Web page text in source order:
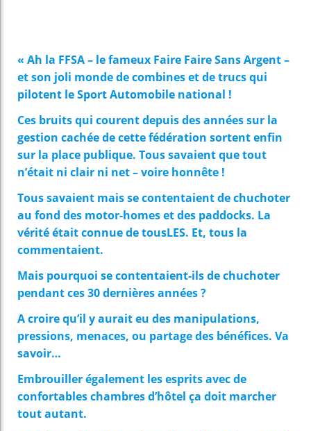
« Ah la FFSA – le fameux Faire Faire Sans Argent –
et son joli monde de combines et de trucs qui
pilotent le Sport Automobile national !
Ces bruits qui courent depuis des années sur la
gestion cachée de cette fédération sortent enfin
sur la place publique. Tous savaient que tout
n’était ni clair ni net – voire honnête !
Tous savaient mais se contentaient de chuchoter
au fond des motor-homes et des paddocks. La
vérité était connue de tousLES. Et, tous la
commentaient.
Mais pourquoi se contentaient-ils de chuchoter
pendant ces 30 dernières années ?
A croire qu’il y aurait eu des manipulations,
pressions, menaces, ou partage des bénéfices. Va
savoir…
Embrouiller également les esprits avec de
confortables chambres d’hôtel ça doit marcher
tout autant.